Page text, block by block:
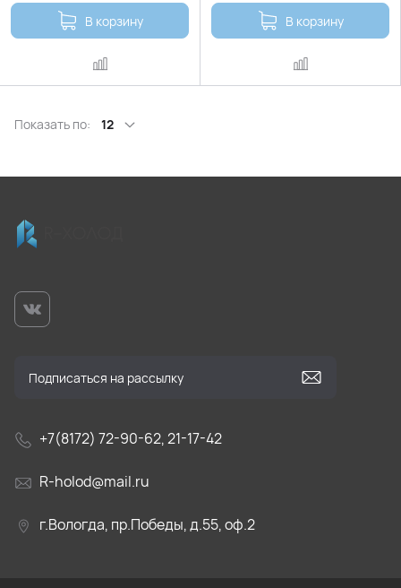
В корзину В корзину
Показать по: 12
+7(8172) 72-90-62, 21-17-42
R-holod@mail.ru
г.Вологда, пр.Победы, д.55, оф.2